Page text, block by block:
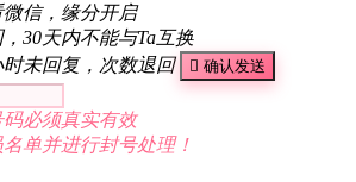
信，缘分开启
30天内不能与Ta互换
未回复，次数退回
 确认发送
码必须真实有效
单并进行封号处理！